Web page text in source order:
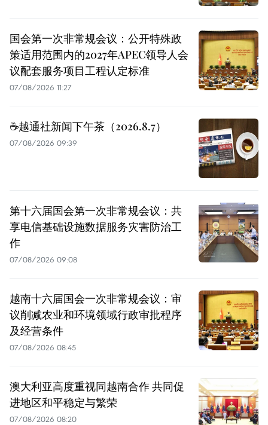
国会第一次非常规会议：公开特殊政
策适用范围内的2027年APEC领导人会
议配套服务项目工程认定标准
07/08/2026 11:27
☕️越通社新闻下午茶（2026.8.7）
07/08/2026 09:39
第十六届国会第一次非常规会议：共
享电信基础设施数据服务灾害防治工
作
07/08/2026 09:08
越南十六届国会一次非常规会议：审
议削减农业和环境领域行政审批程序
及经营条件
07/08/2026 08:45
澳大利亚高度重视同越南合作 共同促
进地区和平稳定与繁荣
07/08/2026 08:20